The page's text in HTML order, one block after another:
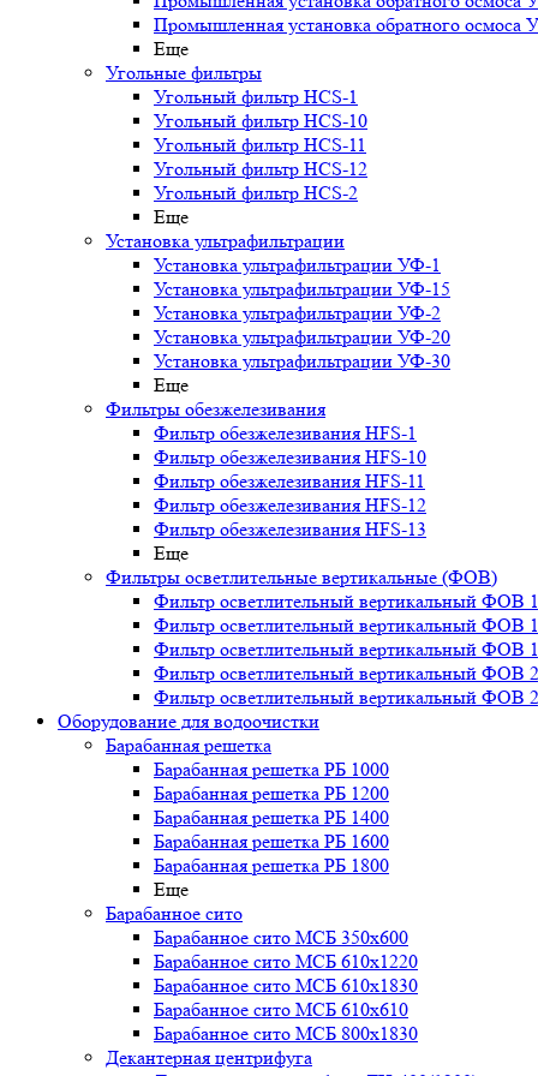
Промышленная установка обратного осмоса
Еще
Угольные фильтры
Угольный фильтр HСS-1
Угольный фильтр HСS-10
Угольный фильтр HСS-11
Угольный фильтр HСS-12
Угольный фильтр HСS-2
Еще
Установка ультрафильтрации
Установка ультрафильтрации УФ-1
Установка ультрафильтрации УФ-15
Установка ультрафильтрации УФ-2
Установка ультрафильтрации УФ-20
Установка ультрафильтрации УФ-30
Еще
Фильтры обезжелезивания
Фильтр обезжелезивания HFS-1
Фильтр обезжелезивания HFS-10
Фильтр обезжелезивания HFS-11
Фильтр обезжелезивания HFS-12
Фильтр обезжелезивания HFS-13
Еще
Фильтры осветлительные вертикальные (ФОВ)
Фильтр осветлительный вертикальный ФОВ
Фильтр осветлительный вертикальный ФОВ
Фильтр осветлительный вертикальный ФОВ
Фильтр осветлительный вертикальный ФОВ
Фильтр осветлительный вертикальный ФОВ
Оборудование для водоочистки
Барабанная решетка
Барабанная решетка РБ 1000
Барабанная решетка РБ 1200
Барабанная решетка РБ 1400
Барабанная решетка РБ 1600
Барабанная решетка РБ 1800
Еще
Барабанное сито
Барабанное сито МСБ 350x600
Барабанное сито МСБ 610x1220
Барабанное сито МСБ 610x1830
Барабанное сито МСБ 610x610
Барабанное сито МСБ 800x1830
Декантерная центрифуга